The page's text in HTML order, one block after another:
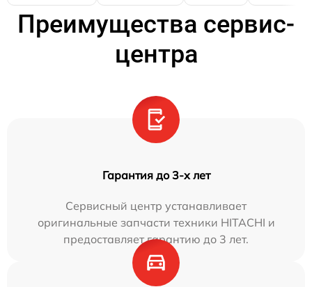
Преимущества сервис-
центра
Гарантия до 3-х лет
Сервисный центр устанавливает
оригинальные запчасти техники HITACHI и
предоставляет гарантию до 3 лет.